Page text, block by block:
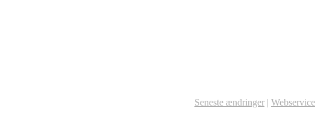
Seneste ændringer | Webservice